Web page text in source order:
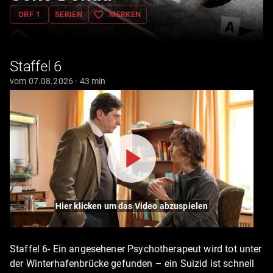
ORF 1 SERIEN favorite_border MERKEN
Staffel 6
vom 07.08.2026 · 43 min
Hier klicken um das Video abzuspielen
Staffel 6- Ein angesehener Psychotherapeut wird tot unter
der Winterhafenbrücke gefunden – ein Suizid ist schnell